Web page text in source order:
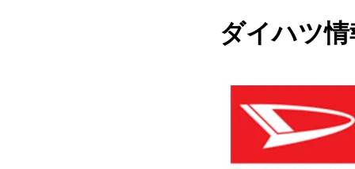
ダイハツ情